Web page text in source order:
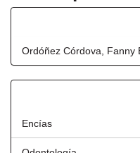
Ordóñez Córdova, Fanny
Encías